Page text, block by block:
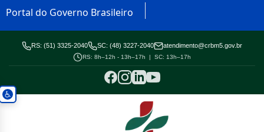
Portal do Governo Brasileiro
RS: (51) 3325-2040 SC: (48) 3227-2040 atendimento@crbm5.gov.br
RS: 8h–12h - 13h–17h | SC: 13h–17h